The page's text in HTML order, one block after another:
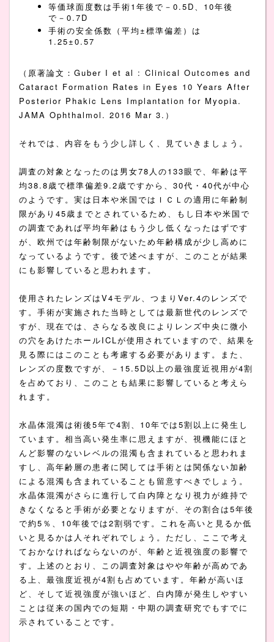
等価球面度数は手術1年後で－0.5D、10年後
で－0.7D
手術の安全係数（平均±標準偏差）は
1.25±0.57
（原著論文：Guber I et al : Clinical Outcomes and
Cataract Formation Rates in Eyes 10 Years After
Posterior Phakic Lens Implantation for Myopia.
JAMA Ophthalmol. 2016 Mar 3.）
それでは、内容をもう少し詳しく、見ていきましょう。
調査の対象となったのは男女78人の133眼で、年齢は平
均38.8歳で標準偏差9.2歳ですから、30代・40代が中心
のようです。実は日本や米国ではＩＣＬの適用に年齢制
限があり45歳までとされているため、もし日本や米国で
の調査であれば平均年齢はもう少し低くなったはずです
が、欧州では年齢制限がないため年齢構成が少し高めに
なっているようです。後で述べますが、このことが結果
にも影響していると思われます。
使用されたレンズはV4モデル、つまりVer.4のレンズで
す。手術が実施された当時としては最新世代のレンズで
すが、現在では、さらなる改良によりレンズ中央に微小
の穴をあけたホールICLが使用されていますので、結果を
見る際にはこのことも考慮する必要があります。また、
レンズの度数ですが、－15.5D以上の最強度近視用が4割
を占めており、このことも結果に影響していると考えら
れます。
水晶体混濁は術後5年で4割、10年では5割以上に発生し
ています。相当高い発生率に思えますが、視機能にほと
んど影響のないレベルの混濁も含まれていると思われま
すし、高年齢層の患者に関しては手術とは関係ない加齢
による混濁も含まれていることも留意すべきでしょう。
水晶体混濁がさらに進行して白内障となり視力が維持で
きなくなると手術が必要となりますが、その割合は5年後
で約5％、10年後では2割弱です。これを高いと見るか低
いと見るかは人それぞれでしょう。ただし、ここで考え
ておかなければならないのが、年齢と近視強度の影響で
す。上述のとおり、この調査対象はやや年齢が高めであ
る上、最強度近視が4割も占めています。年齢が高いほ
ど、そして近視強度が強いほど、白内障が発生しやすい
ことは従来の国内での短期・中期の調査研究でもすでに
示されていることです。